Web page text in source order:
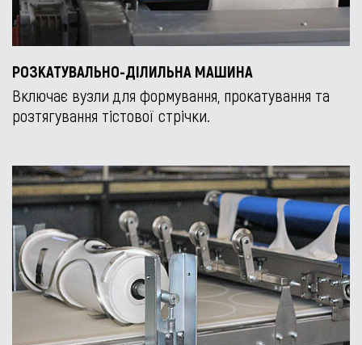
РОЗКАТУВАЛЬНО-ДІЛИЛЬНА МАШИНА
Включає вузли для формування, прокатування та
розтягування тістової стрічки.